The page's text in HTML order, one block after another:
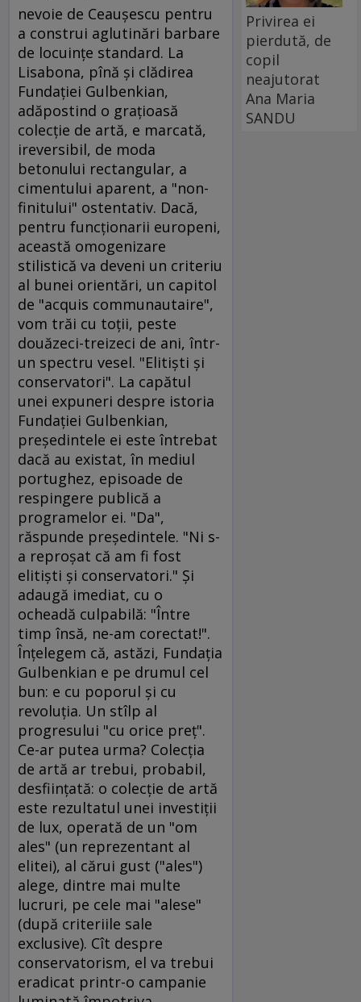
nevoie de Ceauşescu pentru
a construi aglutinări barbare
de locuinţe standard. La
Lisabona, pînă şi clădirea
Fundaţiei Gulbenkian,
adăpostind o graţioasă
colecţie de artă, e marcată,
ireversibil, de moda
betonului rectangular, a
cimentului aparent, a "non-
finitului" ostentativ. Dacă,
pentru funcţionarii europeni,
această omogenizare
stilistică va deveni un criteriu
al bunei orientări, un capitol
de "acquis communautaire",
vom trăi cu toţii, peste
douăzeci-treizeci de ani, într-
un spectru vesel. "Elitişti şi
conservatori". La capătul
unei expuneri despre istoria
Fundaţiei Gulbenkian,
preşedintele ei este întrebat
dacă au existat, în mediul
portughez, episoade de
respingere publică a
programelor ei. "Da",
răspunde preşedintele. "Ni s-
a reproşat că am fi fost
elitişti şi conservatori." Şi
adaugă imediat, cu o
ocheadă culpabilă: "Între
timp însă, ne-am corectat!".
Înţelegem că, astăzi, Fundaţia
Gulbenkian e pe drumul cel
bun: e cu poporul şi cu
revoluţia. Un stîlp al
progresului "cu orice preţ".
Ce-ar putea urma? Colecţia
de artă ar trebui, probabil,
desfiinţată: o colecţie de artă
este rezultatul unei investiţii
de lux, operată de un "om
ales" (un reprezentant al
elitei), al cărui gust ("ales")
alege, dintre mai multe
lucruri, pe cele mai "alese"
(după criteriile sale
exclusive). Cît despre
conservatorism, el va trebui
eradicat printr-o campanie
Privirea ei
pierdută, de
copil
neajutorat
Ana Maria
SANDU